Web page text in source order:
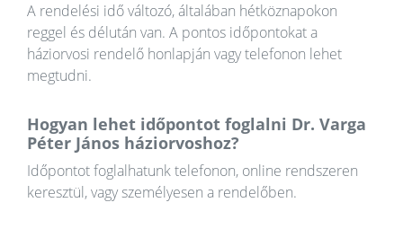
A rendelési idő változó, általában hétköznapokon
reggel és délután van. A pontos időpontokat a
háziorvosi rendelő honlapján vagy telefonon lehet
megtudni.
Hogyan lehet időpontot foglalni Dr. Varga
Péter János háziorvoshoz?
Időpontot foglalhatunk telefonon, online rendszeren
keresztül, vagy személyesen a rendelőben.